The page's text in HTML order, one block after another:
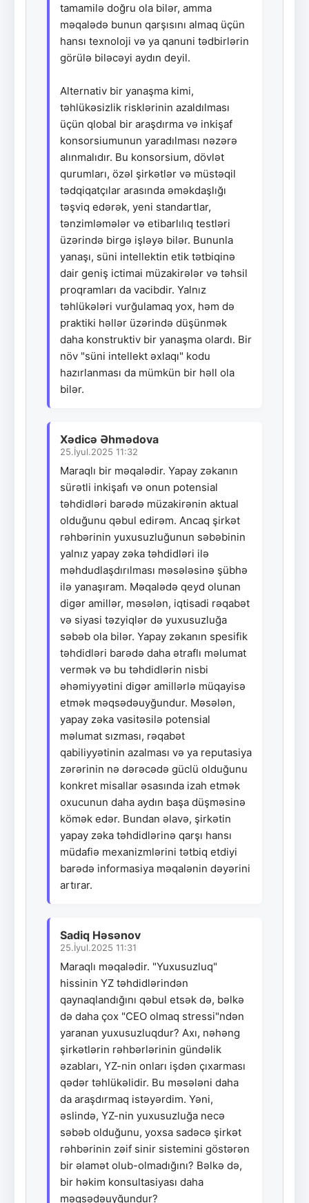
tamamilə doğru ola bilər, amma
məqalədə bunun qarşısını almaq üçün
hansı texnoloji və ya qanuni tədbirlərin
görülə biləcəyi aydın deyil.
Alternativ bir yanaşma kimi,
təhlükəsizlik risklərinin azaldılması
üçün qlobal bir araşdırma və inkişaf
konsorsiumunun yaradılması nəzərə
alınmalıdır. Bu konsorsium, dövlət
qurumları, özəl şirkətlər və müstəqil
tədqiqatçılar arasında əməkdaşlığı
təşviq edərək, yeni standartlar,
tənzimləmələr və etibarlılıq testləri
üzərində birgə işləyə bilər. Bununla
yanaşı, süni intellektin etik tətbiqinə
dair geniş ictimai müzakirələr və təhsil
proqramları da vacibdir. Yalnız
təhlükələri vurğulamaq yox, həm də
praktiki həllər üzərində düşünmək
daha konstruktiv bir yanaşma olardı. Bir
növ "süni intellekt əxlaqı" kodu
hazırlanması da mümkün bir həll ola
bilər.
Xədicə Əhmədova
25.İyul.2025 11:32
Maraqlı bir məqalədir. Yapay zəkanın
sürətli inkişafı və onun potensial
təhdidləri barədə müzakirənin aktual
olduğunu qəbul edirəm. Ancaq şirkət
rəhbərinin yuxusuzluğunun səbəbinin
yalnız yapay zəka təhdidləri ilə
məhdudlaşdırılması məsələsinə şübhə
ilə yanaşıram. Məqalədə qeyd olunan
digər amillər, məsələn, iqtisadi rəqabət
və siyasi təzyiqlər də yuxusuzluğa
səbəb ola bilər. Yapay zəkanın spesifik
təhdidləri barədə daha ətraflı məlumat
vermək və bu təhdidlərin nisbi
əhəmiyyətini digər amillərlə müqayisə
etmək məqsədəuyğundur. Məsələn,
yapay zəka vasitəsilə potensial
məlumat sızması, rəqabət
qabiliyyətinin azalması və ya reputasiya
zərərinin nə dərəcədə güclü olduğunu
konkret misallar əsasında izah etmək
oxucunun daha aydın başa düşməsinə
kömək edər. Bundan əlavə, şirkətin
yapay zəka təhdidlərinə qarşı hansı
müdafiə mexanizmlərini tətbiq etdiyi
barədə informasiya məqalənin dəyərini
artırar.
Sadiq Həsənov
25.İyul.2025 11:31
Maraqlı məqalədir. "Yuxusuzluq"
hissinin YZ təhdidlərindən
qaynaqlandığını qəbul etsək də, bəlkə
də daha çox "CEO olmaq stressi"ndən
yaranan yuxusuzluqdur? Axı, nəhəng
şirkətlərin rəhbərlərinin gündəlik
əzabları, YZ-nin onları işdən çıxarması
qədər təhlükəlidir. Bu məsələni daha
da araşdırmaq istəyərdim. Yəni,
əslində, YZ-nin yuxusuzluğa necə
səbəb olduğunu, yoxsa sadəcə şirkət
rəhbərinin zəif sinir sistemini göstərən
bir əlamət olub-olmadığını? Bəlkə də,
bir həkim konsultasiyası daha
məqsədəuyğundur?